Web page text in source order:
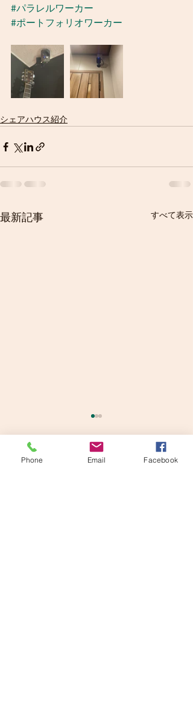
#パラレルワーカー
#ポートフォリオワーカー
シェアハウス紹介
最新記事 すべて表示
コメント
Phone Email Facebook